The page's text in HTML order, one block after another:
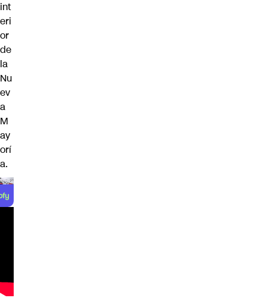
int
eri
or
de
la
Nu
ev
a
M
ay
orí
a.